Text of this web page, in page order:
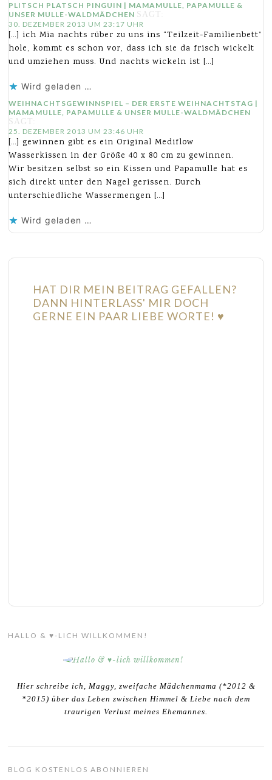
PLITSCH PLATSCH PINGUIN | MAMAMULLE, PAPAMULLE &
UNSER MULLE-WALDMÄDCHEN SAGT:
30. DEZEMBER 2013 UM 23:17 UHR
[…] ich Mia nachts rüber zu uns ins “Teilzeit-Familienbett”
hole, kommt es schon vor, dass ich sie da frisch wickelt
und umziehen muss. Und nachts wickeln ist […]
Wird geladen …
WEIHNACHTSGEWINNSPIEL – DER ERSTE WEIHNACHTSTAG |
MAMAMULLE, PAPAMULLE & UNSER MULLE-WALDMÄDCHEN
SAGT:
25. DEZEMBER 2013 UM 23:46 UHR
[…] gewinnen gibt es ein Original Mediflow
Wasserkissen in der Größe 40 x 80 cm zu gewinnen.
Wir besitzen selbst so ein Kissen und Papamulle hat es
sich direkt unter den Nagel gerissen. Durch
unterschiedliche Wassermengen […]
Wird geladen …
HAT DIR MEIN BEITRAG GEFALLEN?
DANN HINTERLASS' MIR DOCH
GERNE EIN PAAR LIEBE WORTE! ♥
HALLO & ♥-LICH WILLKOMMEN!
Hier schreibe ich, Maggy, zweifache Mädchenmama (*2012 &
*2015) über das Leben zwischen Himmel & Liebe nach dem
traurigen Verlust meines Ehemannes.
BLOG KOSTENLOS ABONNIEREN